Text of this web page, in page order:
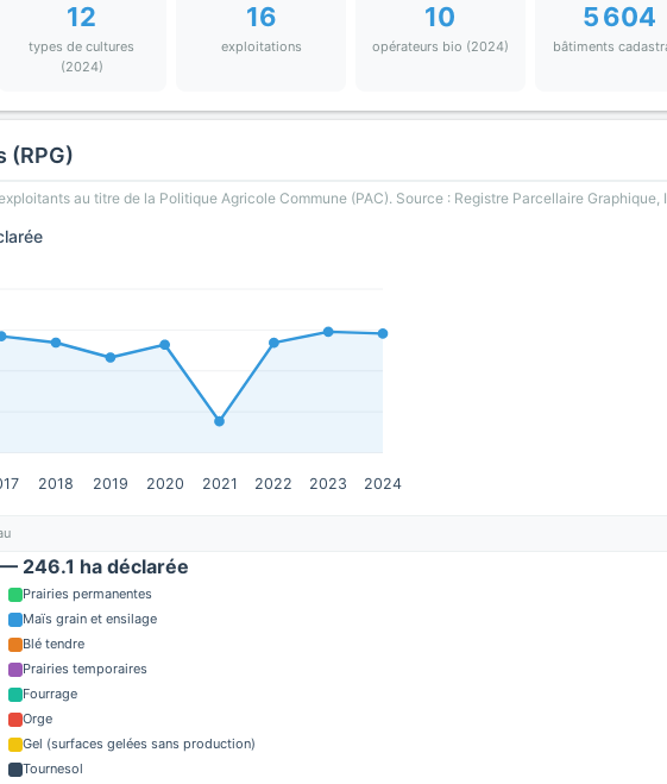
12
types de cultures
(2024)
16
exploitations
10
opérateurs bio (2024)
5 604
bâtiments
(RPG)
au titre de la Politique Agricole Commune (PAC). Source : Registre Parcellaire Graphique,
2018 2019 2020 2021 2022 2023 2024
246.1 ha déclarée
Prairies permanentes
Maïs grain et ensilage
Blé tendre
Prairies temporaires
Fourrage
Orge
Gel (surfaces gelées sans production)
Tournesol